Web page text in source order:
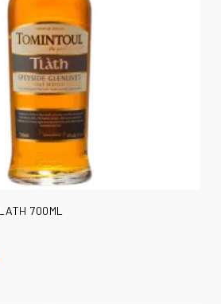
AÑADIR AL CARRITO
700ML